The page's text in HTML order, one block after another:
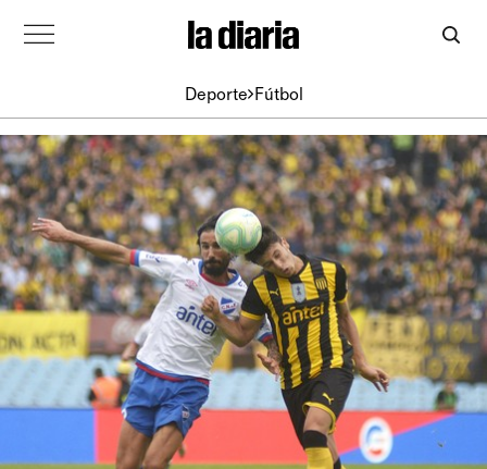
Deporte Fútbol